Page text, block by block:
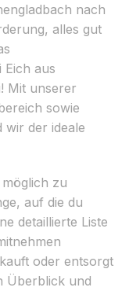
nach
alles gut
aus
Mit unserer
sowie
wir der ideale
zu
auf die du
detaillierte Liste
oder entsorgt
Überblick und